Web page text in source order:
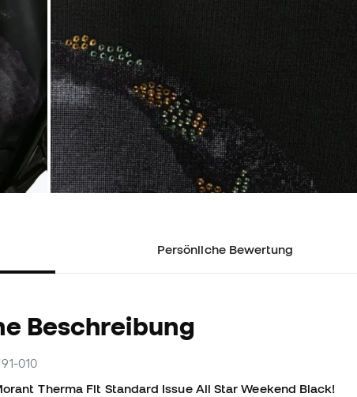
Persönliche Bewertung
Beschreibung
010
Therma Fit Standard Issue All Star Weekend Black!